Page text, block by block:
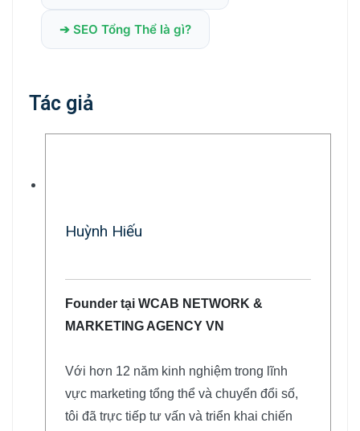
➔ SEO Tổng Thể là gì?
Tác giả
Huỳnh Hiếu
Founder tại WCAB NETWORK &
MARKETING AGENCY VN
Với hơn 12 năm kinh nghiệm trong lĩnh
vực marketing tổng thể và chuyển đổi số,
tôi đã trực tiếp tư vấn và triển khai chiến